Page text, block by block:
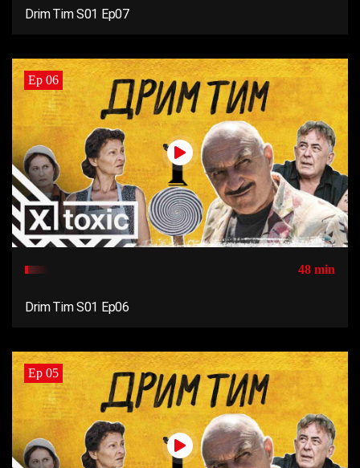
Drim Tim S01 Ep07
Ep 06
48 min
Drim Tim S01 Ep06
Ep 05